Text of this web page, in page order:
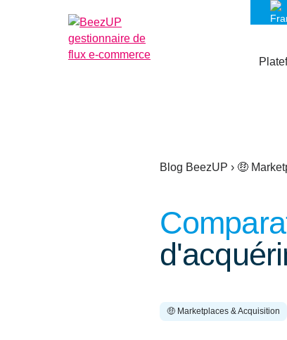
Blog BeezUP › 🤑
🤑 Marketplaces & Acquisition